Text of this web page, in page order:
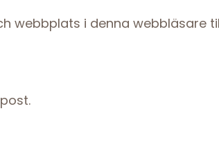
webbplats i denna webbläsare